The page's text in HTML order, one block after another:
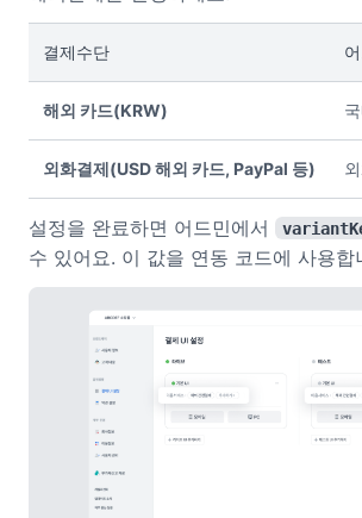
결제수단
해외 카드(KRW)
외화결제(USD 해외 카드, PayPal 등)
설정을 완료하면 어드민에서
수 있어요. 이 값을 연동 코드에 사용합